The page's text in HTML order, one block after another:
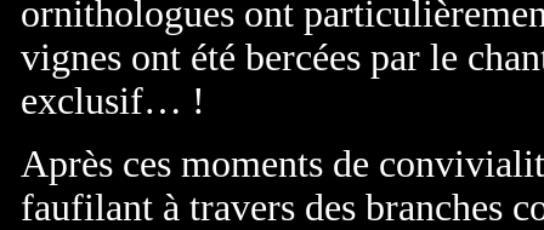
ornithologues ont
vignes ont été bercées par le
exclusif… !
Après ces moments de
faufilant à travers des branches